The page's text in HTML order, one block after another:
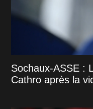
Sochaux-ASSE :
Cathro après la